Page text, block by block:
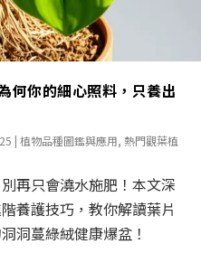
何你的細心照料，只養出
| 植物品種圖鑑與應用, 熱門觀葉植
再只會澆水施肥！本文深
養護技巧，教你解讀葉片
洞蔓綠絨健康爆盆！